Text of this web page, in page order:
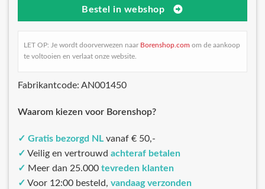
Bestel in webshop
LET OP: Je wordt doorverwezen naar Borenshop.com om de aankoop
te voltooien en verlaat onze website.
Fabrikantcode: AN001450
Waarom kiezen voor Borenshop?
✓ Gratis bezorgd NL vanaf € 50,-
✓ Veilig en vertrouwd achteraf betalen
✓ Meer dan 25.000 tevreden klanten
✓ Voor 12:00 besteld, vandaag verzonden